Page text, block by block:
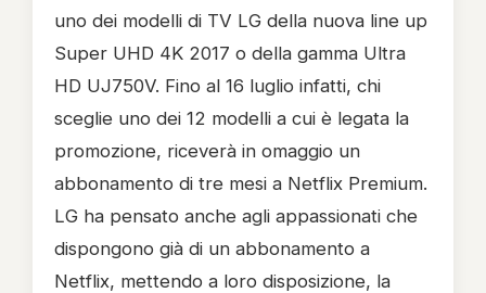
uno dei modelli di TV LG della nuova line up
Super UHD 4K 2017 o della gamma Ultra
HD UJ750V. Fino al 16 luglio infatti, chi
sceglie uno dei 12 modelli a cui è legata la
promozione, riceverà in omaggio un
abbonamento di tre mesi a Netflix Premium.
LG ha pensato anche agli appassionati che
dispongono già di un abbonamento a
Netflix, mettendo a loro disposizione, la